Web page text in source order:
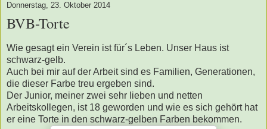
Donnerstag, 23. Oktober 2014
BVB-Torte
Wie gesagt ein Verein ist für´s Leben. Unser Haus ist
schwarz-gelb.
Auch bei mir auf der Arbeit sind es Familien, Generationen,
die dieser Farbe treu ergeben sind.
Der Junior, meiner zwei sehr lieben und netten
Arbeitskollegen, ist 18 geworden und wie es sich gehört hat
er eine Torte in den schwarz-gelben Farben bekommen.